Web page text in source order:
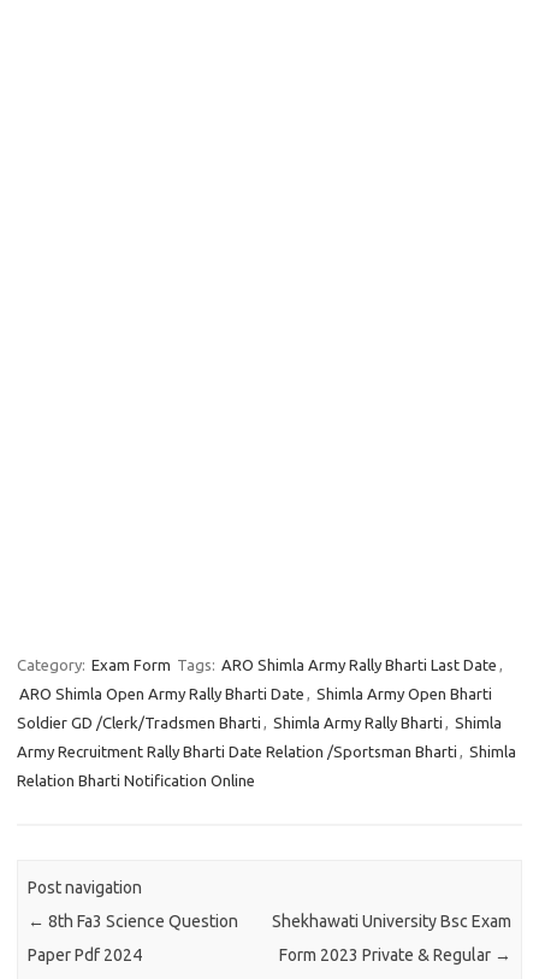
Category: Exam Form Tags: ARO Shimla Army Rally Bharti Last Date ,
ARO Shimla Open Army Rally Bharti Date , Shimla Army Open Bharti
Soldier GD /Clerk/Tradsmen Bharti , Shimla Army Rally Bharti , Shimla
Army Recruitment Rally Bharti Date Relation /Sportsman Bharti , Shimla
Relation Bharti Notification Online
Post navigation
← 8th Fa3 Science Question
Paper Pdf 2024
Shekhawati University Bsc Exam
Form 2023 Private & Regular →